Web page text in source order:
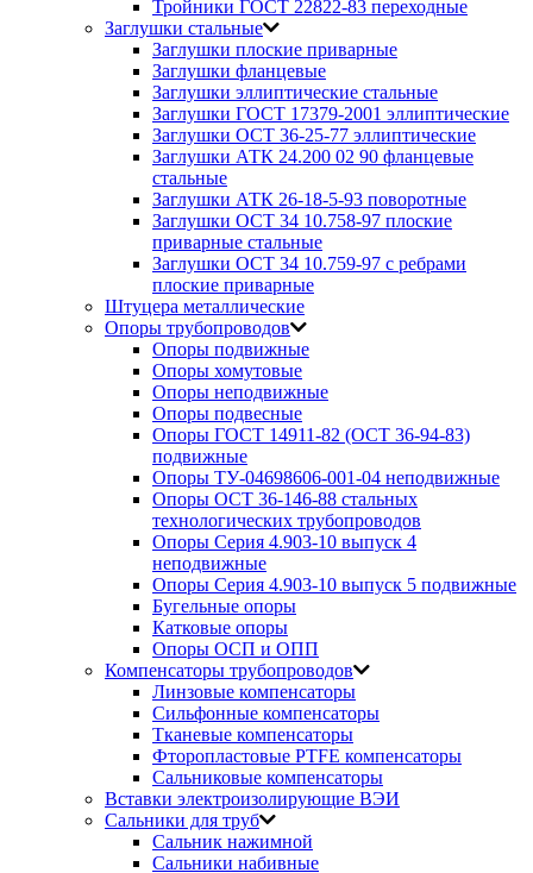
Тройники ГОСТ 22822-83 переходные
Заглушки стальные
Заглушки плоские приварные
Заглушки фланцевые
Заглушки эллиптические стальные
Заглушки ГОСТ 17379-2001 эллиптические
Заглушки ОСТ 36-25-77 эллиптические
Заглушки АТК 24.200 02 90 фланцевые
стальные
Заглушки АТК 26-18-5-93 поворотные
Заглушки ОСТ 34 10.758-97 плоские
приварные стальные
Заглушки ОСТ 34 10.759-97 с ребрами
плоские приварные
Штуцера металлические
Опоры трубопроводов
Опоры подвижные
Опоры хомутовые
Опоры неподвижные
Опоры подвесные
Опоры ГОСТ 14911-82 (ОСТ 36-94-83)
подвижные
Опоры ТУ-04698606-001-04 неподвижные
Опоры ОСТ 36-146-88 стальных
технологических трубопроводов
Опоры Серия 4.903-10 выпуск 4
неподвижные
Опоры Серия 4.903-10 выпуск 5 подвижные
Бугельные опоры
Катковые опоры
Опоры ОСП и ОПП
Компенсаторы трубопроводов
Линзовые компенсаторы
Сильфонные компенсаторы
Тканевые компенсаторы
Фторопластовые PTFE компенсаторы
Сальниковые компенсаторы
Вставки электроизолирующие ВЭИ
Сальники для труб
Сальник нажимной
Сальники набивные